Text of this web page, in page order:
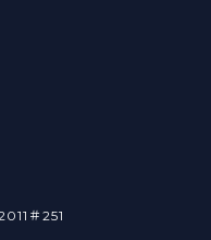
＃251